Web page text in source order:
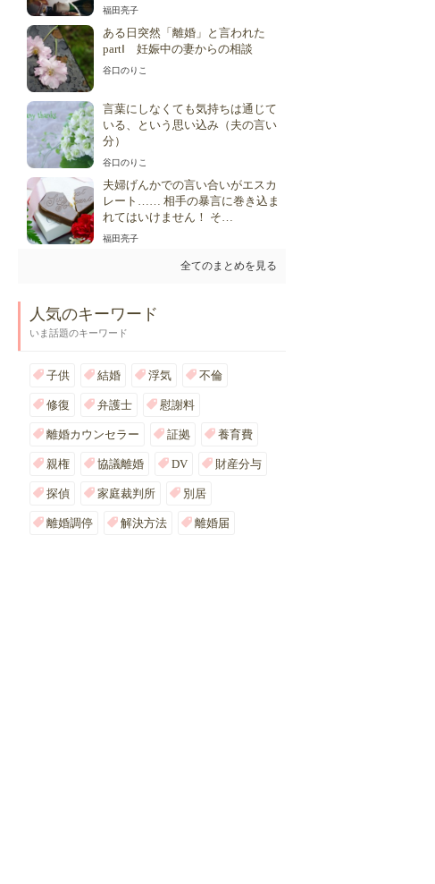
福田亮子
ある日突然「離婚」と言われた
partⅠ 妊娠中の妻からの相談
谷口のりこ
言葉にしなくても気持ちは通じて
いる、という思い込み（夫の言い
分）
谷口のりこ
夫婦げんかでの言い合いがエスカ
レート…… 相手の暴言に巻き込ま
れてはいけません！ そ…
福田亮子
全てのまとめを見る
人気のキーワード
いま話題のキーワード
子供 結婚 浮気 不倫
修復 弁護士 慰謝料
離婚カウンセラー 証拠 養育費
親権 協議離婚 DV 財産分与
探偵 家庭裁判所 別居
離婚調停 解決方法 離婚届